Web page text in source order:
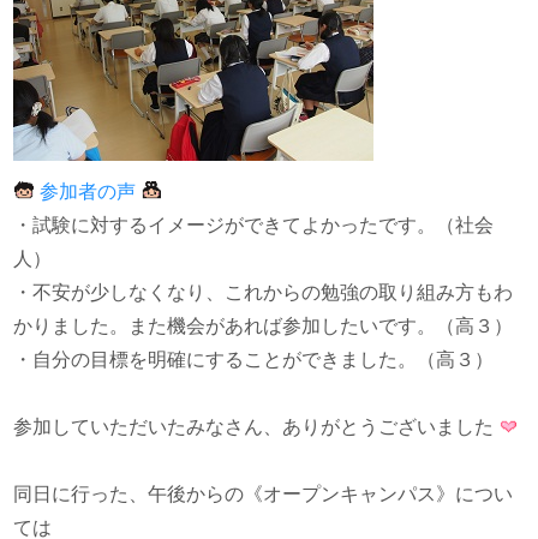
参加者の声
・試験に対するイメージができてよかったです。（社会
人）
・不安が少しなくなり、これからの勉強の取り組み方もわ
かりました。また機会があれば参加したいです。（高３）
・自分の目標を明確にすることができました。（高３）
参加していただいたみなさん、ありがとうございました
同日に行った、午後からの《オープンキャンパス》につい
ては